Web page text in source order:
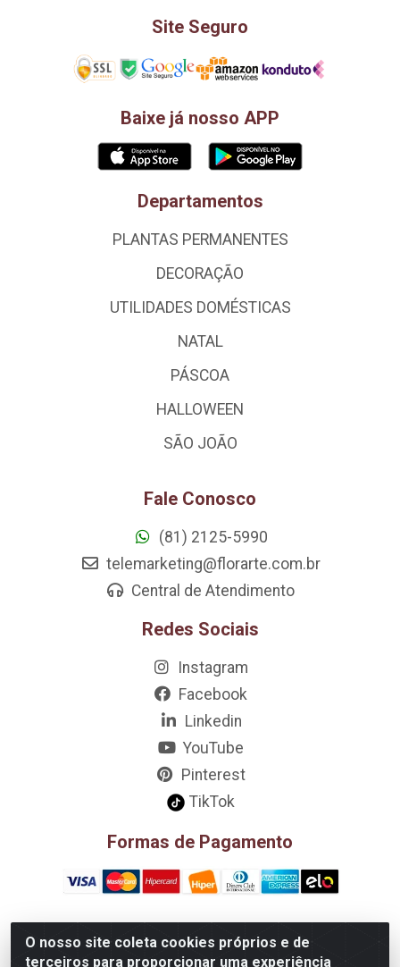
O nosso site coleta cookies próprios e de
terceiros para proporcionar uma experiência
Site Seguro
Baixe já nosso APP
Departamentos
PLANTAS PERMANENTES
DECORAÇÃO
UTILIDADES DOMÉSTICAS
NATAL
PÁSCOA
HALLOWEEN
SÃO JOÃO
Fale Conosco
(81) 2125-5990
telemarketing@florarte.com.br
Central de Atendimento
Redes Sociais
Instagram
Facebook
Linkedin
YouTube
Pinterest
TikTok
Formas de Pagamento
D&A Decoração e Ambientação LTDA - Rua Riachão, 807 –